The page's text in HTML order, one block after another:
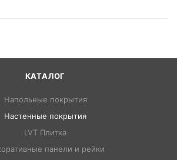
КАТАЛОГ
Напольные покрытия
Настенные покрытия
LVT Плитка
панели и рейки